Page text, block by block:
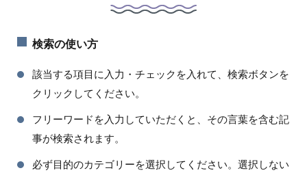
検索の使い方
該当する項目に入力・チェックを入れて、検索ボタンを
クリックしてください。
フリーワードを入力していただくと、その言葉を含む記
事が検索されます。
必ず目的のカテゴリーを選択してください。選択しない